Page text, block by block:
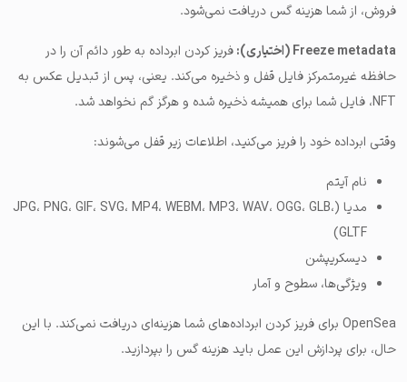
فروش، از شما هزینه گس دریافت نمی‌شود.
Freeze metadata (اختیاری):
فریز کردن ابرداده به طور دائم آن را در
حافظه غیرمتمرکز فایل قفل و ذخیره می‌کند. یعنی، پس از تبدیل عکس به
NFT، فایل شما برای همیشه ذخیره شده و هرگز گم نخواهد شد.
وقتی ابرداده خود را فریز می‌کنید، اطلاعات زیر قفل می‌شوند:
نام آیتم
مدیا (JPG، PNG، GIF، SVG، MP4، WEBM، MP3، WAV، OGG، GLB،
GLTF)
دیسکریپشن
ویژگی‌ها، سطوح و آمار
OpenSea برای فریز کردن ابرداده‌های شما هزینه‌ای دریافت نمی‌کند. با این
حال، برای پردازش این عمل باید هزینه گس را بپردازید.